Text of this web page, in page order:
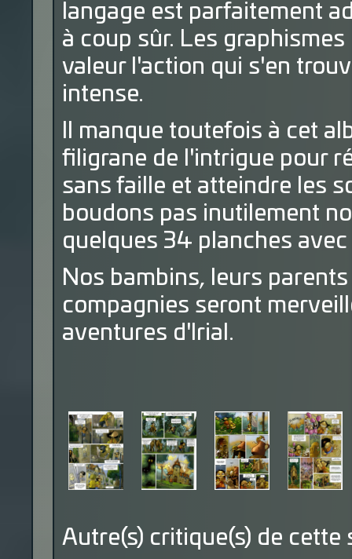
langage est parfaitement
à coup sûr. Les
valeur l'action qui s'en
intense.
Il manque toutefois à cet
filigrane de l'intrigue pour
sans faille et atteindre les
boudons pas inutilement
quelques 34 planches
Nos bambins, leurs
compagnies seront
aventures d'Irial.
Autre(s) critique(s) de cette